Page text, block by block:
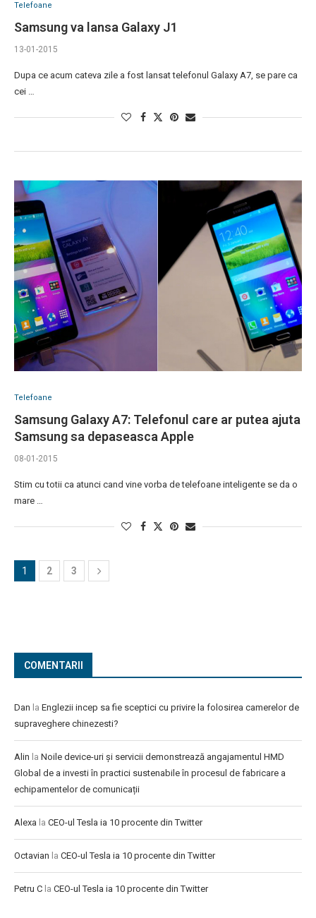
Telefoane
Samsung va lansa Galaxy J1
13-01-2015
Dupa ce acum cateva zile a fost lansat telefonul Galaxy A7, se pare ca
cei …
Telefoane
Samsung Galaxy A7: Telefonul care ar putea ajuta
Samsung sa depaseasca Apple
08-01-2015
Stim cu totii ca atunci cand vine vorba de telefoane inteligente se da o
mare …
1 2 3
COMENTARII
Dan la Englezii incep sa fie sceptici cu privire la folosirea camerelor de
supraveghere chinezesti?
Alin la Noile device-uri și servicii demonstrează angajamentul HMD
Global de a investi în practici sustenabile în procesul de fabricare a
echipamentelor de comunicații
Alexa la CEO-ul Tesla ia 10 procente din Twitter
Octavian la CEO-ul Tesla ia 10 procente din Twitter
Petru C la CEO-ul Tesla ia 10 procente din Twitter